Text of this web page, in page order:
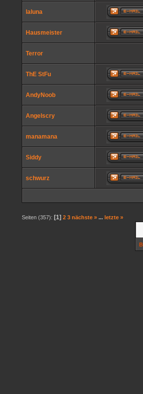
laluna
Hausmeister
Terror
ThE StFu
AndyNoob
Angelscry
manamana
Siddy
schwurz
Seiten (357): [1] 2 3 nächste » ... letzte »